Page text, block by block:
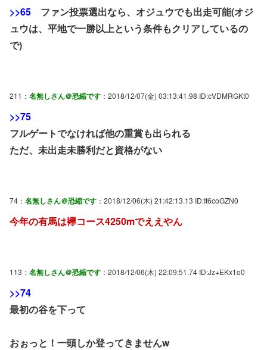
>>65 ファン投票選出なら、オジュウでも出走可能(オジ
ュウは、平地で一勝以上という条件もクリアしているの
で)
211： 名無しさん＠恐縮です ：2018/12/07(金) 03:13:41.98 ID:cVDMRGKt0
>>75
フルゲートでなければ他の重賞も出られる
ただ、未出走未勝利だと資格がない
74： 名無しさん＠恐縮です ：2018/12/06(木) 21:42:13.13 ID:It6coGZN0
今年の有馬は襷コース4250mでええやん
113： 名無しさん＠恐縮です ：2018/12/06(木) 22:09:51.74 ID:Jz+EKx1o0
>>74
最初の谷を下って
おぉっと！一頭しか登ってきませんw